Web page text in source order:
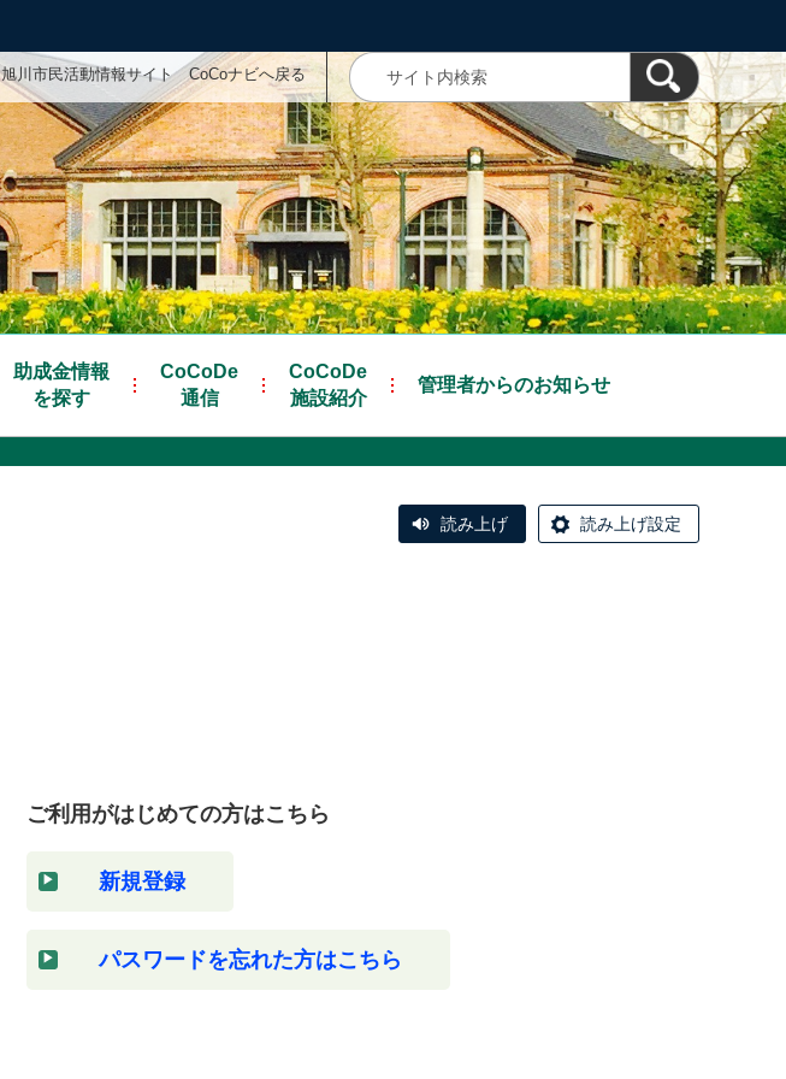
旭川市民活動情報サイト CoCoナビへ戻る
助成金情報
を探す
CoCoDe
通信
CoCoDe
施設紹介
管理者からのお知らせ
読み上げ 読み上げ設定
ご利用がはじめての方はこちら
新規登録
パスワードを忘れた方はこちら